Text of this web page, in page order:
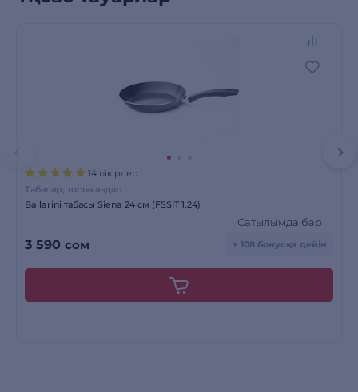
14 пікірлер
Табалар, тостағандар
Ballarini табасы Siena 24 см (FSSIT 1.24)
3 590 сом
Сатылымда бар
+ 108 бонусқа дейін